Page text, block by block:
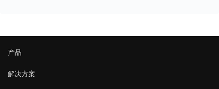
产品
解决方案